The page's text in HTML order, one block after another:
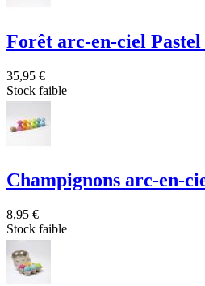
Forêt arc-en-ciel Pastel
35,95 €
Stock faible
Champignons arc-en-
8,95 €
Stock faible